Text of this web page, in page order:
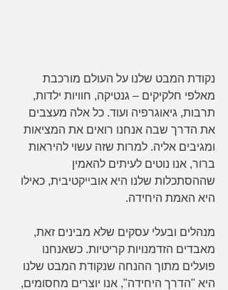
נקודת המבט שלנו על העולם מורכבת
מאלפי חלקיקים – גנטיקה, חוויות ילדות,
תרבות, גיאוגרפיה ועוד. כל אלה מעצבים
את הדרך שבה אנחנו רואים את המציאות
ומגיבים אליה. למרות שזה עשוי להיראות
ברור, אנו נוטים לעיתים להאמין
שההסתכלות שלנו היא אובייקטיבית, כאילו
היא האמת היחידה.
מנהלים ובעלי עסקים שלא מבינים זאת,
מאבדים הזדמנויות קריטיות. כשאנחנו
פועלים מתוך ההנחה שנקודת המבט שלנו
היא "הדרך היחידה", אנו יוצרים מחסומים,